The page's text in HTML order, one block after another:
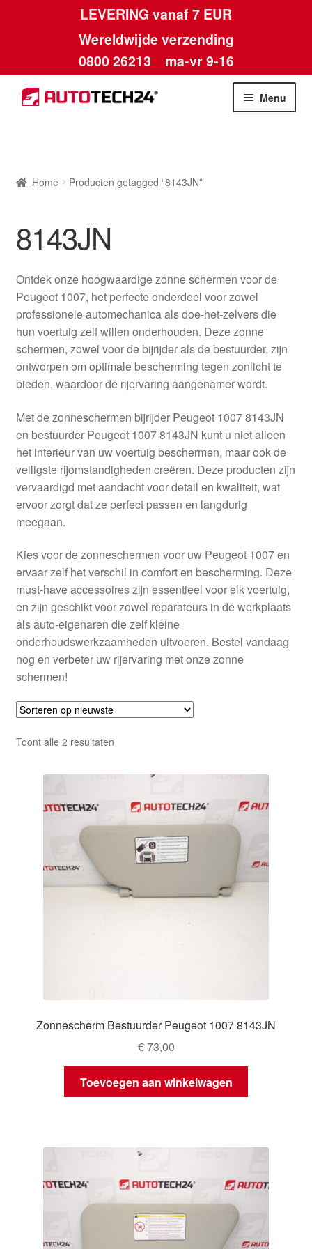
LEVERING vanaf 7 EUR
Wereldwijde verzending
0800 26213 ma-vr 9-16
Skip
to
Skip
to
Menu
Betalingen
Contact
Kassa
Klachten
Klachtenprocedure
Levering
Mijn account
Over ons
Wereldwijde verzending
Winkelwagen
Home Producten getagged “8143JN”
8143JN
Ontdek onze hoogwaardige zonne schermen voor de
Peugeot 1007, het perfecte onderdeel voor zowel
professionele automechanica als doe-het-zelvers die
hun voertuig zelf willen onderhouden. Deze zonne
schermen, zowel voor de bijrijder als de bestuurder, zijn
ontworpen om optimale bescherming tegen zonlicht te
bieden, waardoor de rijervaring aangenamer wordt.
Met de zonneschermen bijrijder Peugeot 1007 8143JN
en bestuurder Peugeot 1007 8143JN kunt u niet alleen
het interieur van uw voertuig beschermen, maar ook de
veiligste rijomstandigheden creëren. Deze producten zijn
vervaardigd met aandacht voor detail en kwaliteit, wat
ervoor zorgt dat ze perfect passen en langdurig
meegaan.
Kies voor de zonneschermen voor uw Peugeot 1007 en
ervaar zelf het verschil in comfort en bescherming. Deze
must-have accessoires zijn essentieel voor elk voertuig,
en zijn geschikt voor zowel reparateurs in de werkplaats
als auto-eigenaren die zelf kleine
onderhoudswerkzaamheden uitvoeren. Bestel vandaag
nog en verbeter uw rijervaring met onze zonne
schermen!
Toont alle 2 resultatenGesorteerd
nieuwste
Zonnescherm Bestuurder Peugeot 1007 8143JN
€73,00
Toevoegen aan winkelwagen